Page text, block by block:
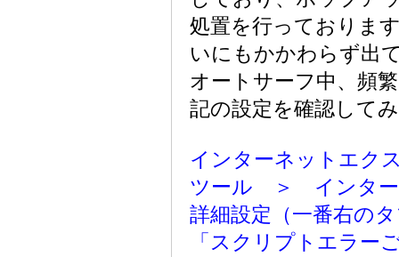
処置を行っておりま
いにもかかわらず出
オートサーフ中、頻
記の設定を確認して
インターネットエク
ツール ＞ インター
詳細設定（一番右の
「スクリプトエラー